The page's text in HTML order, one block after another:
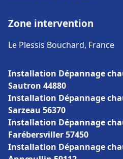
Zone intervention
Le Plessis Bouchard, France
Installation Dépannage
Sautron 44880
Installation Dépannage
Sarzeau 56370
Installation Dépannage
Farébersviller 57450
Installation Dépannage